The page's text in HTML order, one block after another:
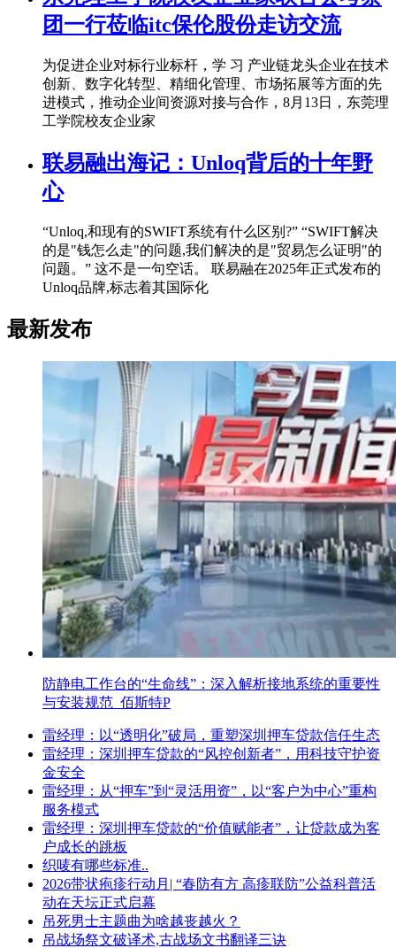
团一行莅临itc保伦股份走访交流
为促进企业对标行业标杆，学 习 产业链龙头企业在技术
创新、数字化转型、精细化管理、市场拓展等方面的先
进模式，推动企业间资源对接与合作，8月13日，东莞理
工学院校友企业家
联易融出海记：Unloq背后的十年野
心
“Unloq,和现有的SWIFT系统有什么区别?” “SWIFT解决
的是"钱怎么走"的问题,我们解决的是"贸易怎么证明"的
问题。” 这不是一句空话。 联易融在2025年正式发布的
Unloq品牌,标志着其国际化
最新发布
防静电工作台的“生命线”：深入解析接地系统的重要性
与安装规范_佰斯特P
雷经理：以“透明化”破局，重塑深圳押车贷款信任生态
雷经理：深圳押车贷款的“风控创新者”，用科技守护资
金安全
雷经理：从“押车”到“灵活用资”，以“客户为中心”重构
服务模式
雷经理：深圳押车贷款的“价值赋能者”，让贷款成为客
户成长的跳板
织唛有哪些标准..
2026带状疱疹行动月| “春防有方 高疹联防”公益科普活
动在天坛正式启幕
吊死男士主题曲为啥越丧越火？
吊战场祭文破译术,古战场文书翻译三诀